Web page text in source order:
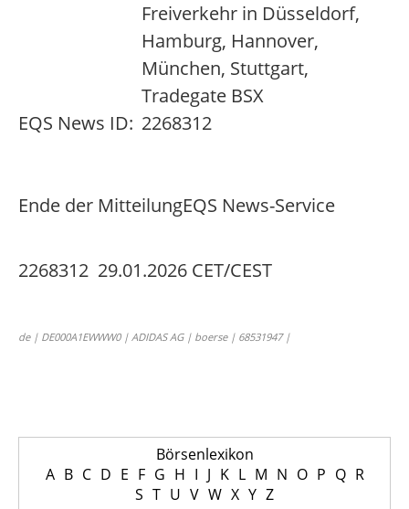
Freiverkehr in Düsseldorf,
Hamburg, Hannover,
München, Stuttgart,
Tradegate BSX
EQS News ID: 2268312
Ende der MitteilungEQS News-Service
2268312 29.01.2026 CET/CEST
de | DE000A1EWWW0 | ADIDAS AG | boerse | 68531947 |
Börsenlexikon
A B C D E F G H I J K L M N O P Q R
S T U V W X Y Z